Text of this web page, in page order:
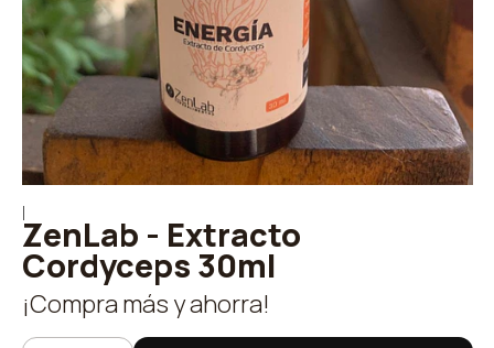
ZenLab - Extracto
Cordyceps 30ml
¡Compra más y ahorra!